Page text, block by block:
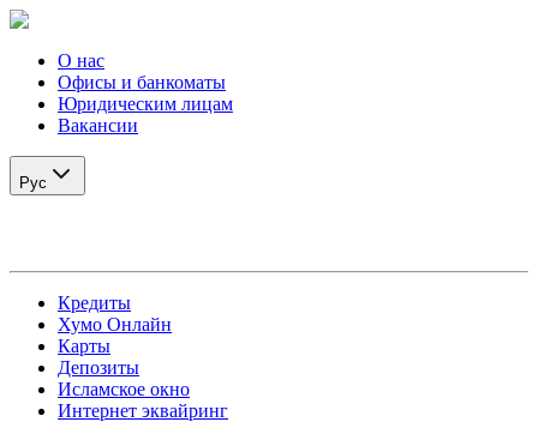
О нас
Офисы и банкоматы
Юридическим лицам
Вакансии
Рус
Кредиты
Хумо Онлайн
Карты
Депозиты
Исламское окно
Интернет эквайринг